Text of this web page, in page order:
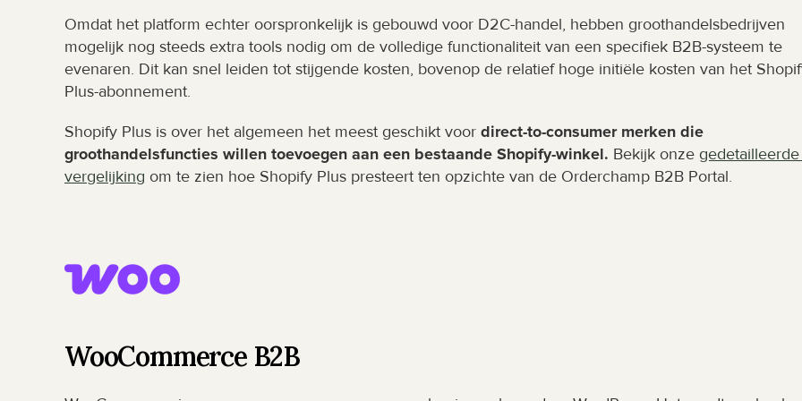
Omdat het platform echter oorspronkelijk is gebouwd voor D2C-handel, hebben groothandelsbedrijven
mogelijk nog steeds extra tools nodig om de volledige functionaliteit van een specifiek B2B-systeem te
evenaren. Dit kan snel leiden tot stijgende kosten, bovenop de relatief hoge initiële kosten van het
Plus-abonnement.
Shopify Plus is over het algemeen het meest geschikt voor direct-to-consumer merken die
groothandelsfuncties willen toevoegen aan een bestaande Shopify-winkel. Bekijk onze gedetailleerde
vergelijking om te zien hoe Shopify Plus presteert ten opzichte van de Orderchamp B2B Portal.
WooCommerce B2B